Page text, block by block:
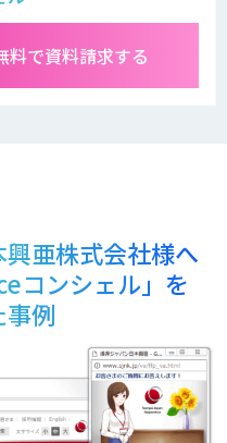
料で資料請求する
亜株式会社様へ
コンシェル」を
例